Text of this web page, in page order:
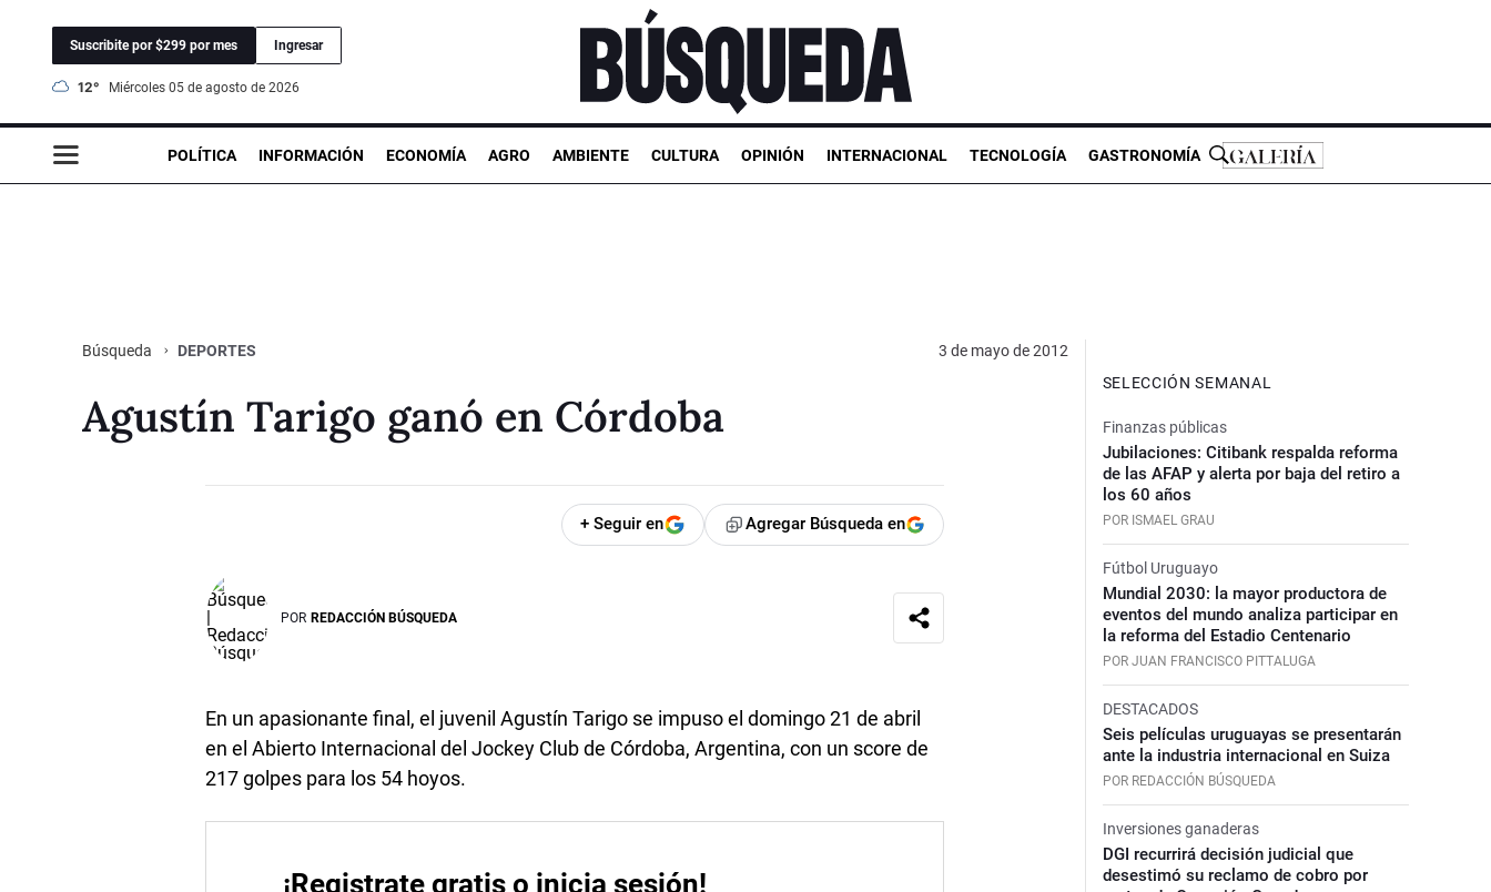
Suscribite por $299 por mes Ingresar
12° miércoles 05 de agosto de 2026
POLÍTICA INFORMACIÓN ECONOMÍA AGRO AMBIENTE CULTURA OPINIÓN INTERNACIONAL TECNOLOGÍA GASTRONOMÍA
Búsqueda DEPORTES 3 de mayo de 2012
Agustín Tarigo ganó en Córdoba
+ Seguir en Agregar Búsqueda en
POR REDACCIÓN BÚSQUEDA
En un apasionante final, el juvenil Agustín Tarigo se impuso el domingo 21 de abril
en el Abierto Internacional del Jockey Club de Córdoba, Argentina, con un score de
217 golpes para los 54 hoyos.
¡Registrate gratis o inicia sesión!
SELECCIÓN SEMANAL
Finanzas públicas
Jubilaciones: Citibank respalda reforma
de las AFAP y alerta por baja del retiro a
los 60 años
POR ISMAEL GRAU
Fútbol Uruguayo
Mundial 2030: la mayor productora de
eventos del mundo analiza participar en
la reforma del Estadio Centenario
POR JUAN FRANCISCO PITTALUGA
DESTACADOS
Seis películas uruguayas se presentarán
ante la industria internacional en Suiza
POR REDACCIÓN BÚSQUEDA
Inversiones ganaderas
DGI recurrirá decisión judicial que
desestimó su reclamo de cobro por